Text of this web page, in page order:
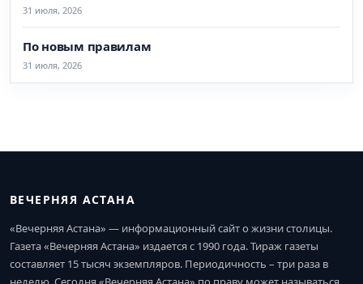
31 июля, 2026
По новым правилам
31 июля, 2026
ВЕЧЕРНЯЯ АСТАНА
«Вечерняя Астана» — информационный сайт о жизни столицы.
Газета «Вечерняя Астана» издается с 1990 года. Тираж газеты
составляет 15 тысяч экземпляров. Периодичность – три раза в